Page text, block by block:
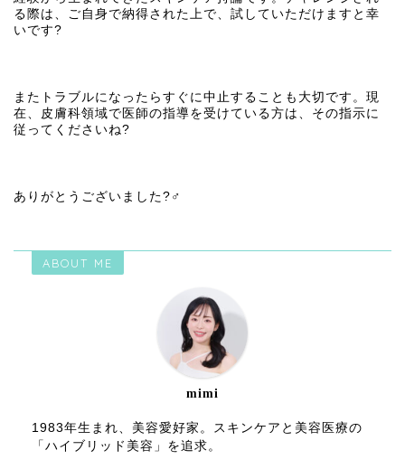
る際は、ご自身で納得された上で、試していただけますと幸
いです?
またトラブルになったらすぐに中止することも大切です。現
在、皮膚科領域で医師の指導を受けている方は、その指示に
従ってくださいね?
ありがとうございました?‍♂️
ABOUT ME
mimi
1983年生まれ、美容愛好家。スキンケアと美容医療の
「ハイブリッド美容」を追求。